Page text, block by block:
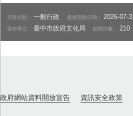
市府分類：一般行政 最後異動日期： 2026-07-
發布單位：臺中市政府文化局 點閱次數： 210
政府網站資料開放宣告 資訊安全政策